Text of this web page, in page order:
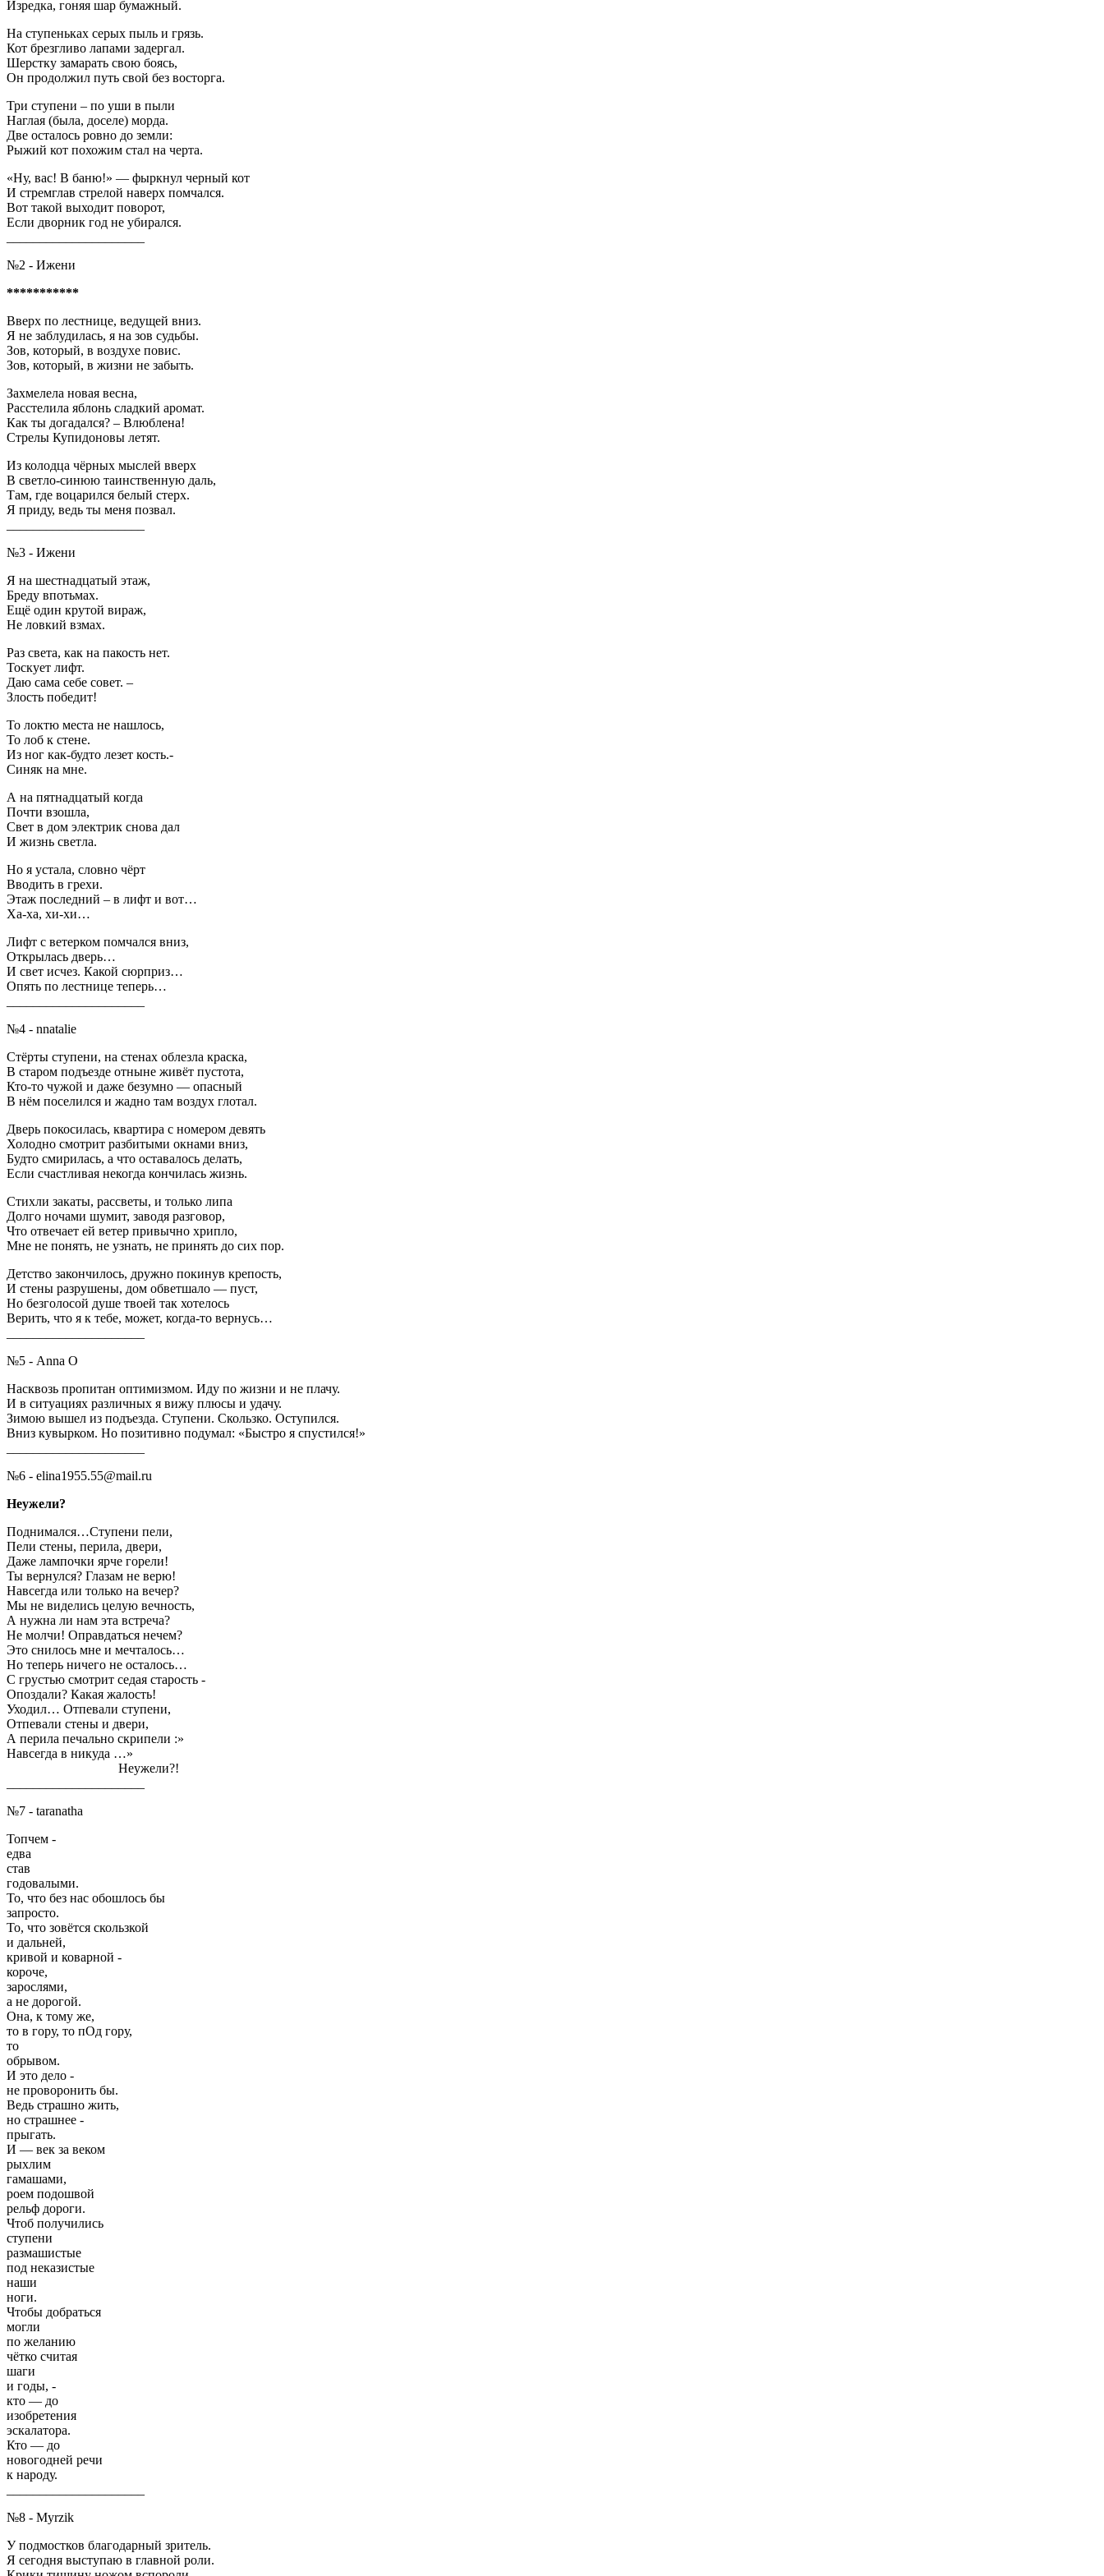
Изредка, гоняя шар бумажный.
На ступеньках серых пыль и грязь.
Кот брезгливо лапами задергал.
Шерстку замарать свою боясь,
Он продолжил путь свой без восторга.
Три ступени – по уши в пыли
Наглая (была, доселе) морда.
Две осталось ровно до земли:
Рыжий кот похожим стал на черта.
«Ну, вас! В баню!» — фыркнул черный кот
И стремглав стрелой наверх помчался.
Вот такой выходит поворот,
Если дворник год не убирался.
№2 - Ижени
***********
Вверх по лестнице, ведущей вниз.
Я не заблудилась, я на зов судьбы.
Зов, который, в воздухе повис.
Зов, который, в жизни не забыть.
Захмелела новая весна,
Расстелила яблонь сладкий аромат.
Как ты догадался? – Влюблена!
Стрелы Купидоновы летят.
Из колодца чёрных мыслей вверх
В светло-синюю таинственную даль,
Там, где воцарился белый стерх.
Я приду, ведь ты меня позвал.
№3 - Ижени
Я на шестнадцатый этаж,
Бреду впотьмах.
Ещё один крутой вираж,
Не ловкий взмах.
Раз света, как на пакость нет.
Тоскует лифт.
Даю сама себе совет. –
Злость победит!
То локтю места не нашлось,
То лоб к стене.
Из ног как-будто лезет кость.-
Синяк на мне.
А на пятнадцатый когда
Почти взошла,
Свет в дом электрик снова дал
И жизнь светла.
Но я устала, словно чёрт
Вводить в грехи.
Этаж последний – в лифт и вот…
Ха-ха, хи-хи…
Лифт с ветерком помчался вниз,
Открылась дверь…
И свет исчез. Какой сюрприз…
Опять по лестнице теперь…
№4 - nnatalie
Стёрты ступени, на стенах облезла краска,
В старом подъезде отныне живёт пустота,
Кто-то чужой и даже безумно — опасный
В нём поселился и жадно там воздух глотал.
Дверь покосилась, квартира с номером девять
Холодно смотрит разбитыми окнами вниз,
Будто смирилась, а что оставалось делать,
Если счастливая некогда кончилась жизнь.
Стихли закаты, рассветы, и только липа
Долго ночами шумит, заводя разговор,
Что отвечает ей ветер привычно хрипло,
Мне не понять, не узнать, не принять до сих пор.
Детство закончилось, дружно покинув крепость,
И стены разрушены, дом обветшало — пуст,
Но безголосой душе твоей так хотелось
Верить, что я к тебе, может, когда-то вернусь…
№5 - Anna O
Насквозь пропитан оптимизмом. Иду по жизни и не плачу.
И в ситуациях различных я вижу плюсы и удачу.
Зимою вышел из подъезда. Ступени. Скользко. Оступился.
Вниз кувырком. Но позитивно подумал: «Быстро я спустился!»
№6 - elina1955.55@mail.ru
Неужели?
Поднимался…Ступени пели,
Пели стены, перила, двери,
Даже лампочки ярче горели!
Ты вернулся? Глазам не верю!
Навсегда или только на вечер?
Мы не виделись целую вечность,
А нужна ли нам эта встреча?
Не молчи! Оправдаться нечем?
Это снилось мне и мечталось…
Но теперь ничего не осталось…
С грустью смотрит седая старость -
Опоздали? Какая жалость!
Уходил… Отпевали ступени,
Отпевали стены и двери,
А перила печально скрипели :»
Навсегда в никуда …»
Неужели?!
№7 - taranatha
Топчем -
едва
став
годовалыми.
То, что без нас обошлось бы
запросто.
То, что зовётся скользкой
и дальней,
кривой и коварной -
короче,
зарослями,
а не дорогой.
Она, к тому же,
то в гору, то пОд гору,
то
обрывом.
И это дело -
не проворонить бы.
Ведь страшно жить,
но страшнее -
прыгать.
И — век за веком
рыхлим
гамашами,
роем подошвой
рельф дороги.
Чтоб получились
ступени
размашистые
под неказистые
наши
ноги.
Чтобы добраться
могли
по желанию
чётко считая
шаги
и годы, -
кто — до
изобретения
эскалатора.
Кто — до
новогодней речи
к народу.
№8 - Myrzik
У подмостков благодарный зритель.
Я сегодня выступаю в главной роли.